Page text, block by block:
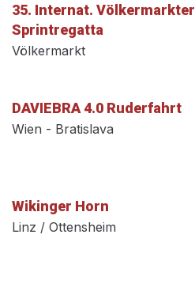
35. Internat. Völkermarkter
Sprintregatta
Völkermarkt
DAVIEBRA 4.0 Ruderfahrt
Wien - Bratislava
Wikinger Horn
Linz / Ottensheim